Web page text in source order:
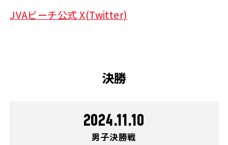
JVAビーチ公式 X(Twitter)
決勝
2024.11.10
男子決勝戦